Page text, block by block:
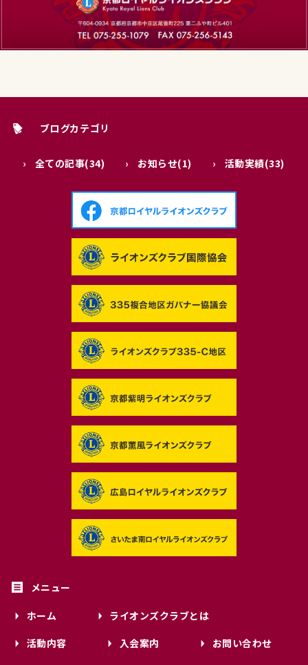
ブログカテゴリ
全ての記事(34) お知らせ(1) 活動実績(33)
ホーム
ライオンズクラブとは
活動内容
入会案内 お問い合わせ